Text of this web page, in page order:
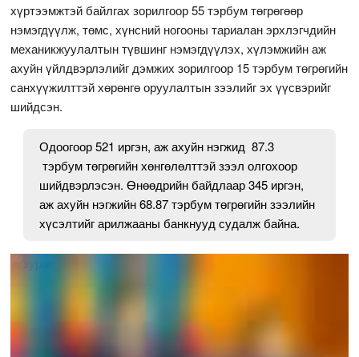
хүртээмжтэй байлгах зорилгоор 55 тэрбум төгрөгөөр
нэмэгдүүлж, төмс, хүнсний ногооны тариалан эрхлэгчдийн
механикжуулалтын түвшинг нэмэгдүүлэх, хүлэмжийн аж
ахуйн үйлдвэрлэлийг дэмжих зорилгоор 15 тэрбум төгрөгийн
санхүүжилттэй хөрөнгө оруулалтын зээлийг эх үүсвэрийг
шийдсэн.
Одоогоор 521 иргэн, аж ахуйн нэгжид 87.3
тэрбум төгрөгийн хөнгөлөлттэй зээл олгохоор
шийдвэрлэсэн. Өнөөдрийн байдлаар 345 иргэн,
аж ахуйн нэгжийн 68.87 тэрбум төгрөгийн зээлийн
хүсэлтийг арилжааны банкнууд судалж байна.